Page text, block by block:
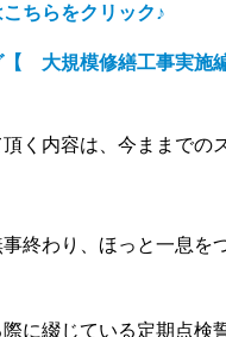
こちらをクリック♪
【 大規模修繕工事実
く内容は、今ままでの
終わり、ほっと一息を
に綴じている定期点検